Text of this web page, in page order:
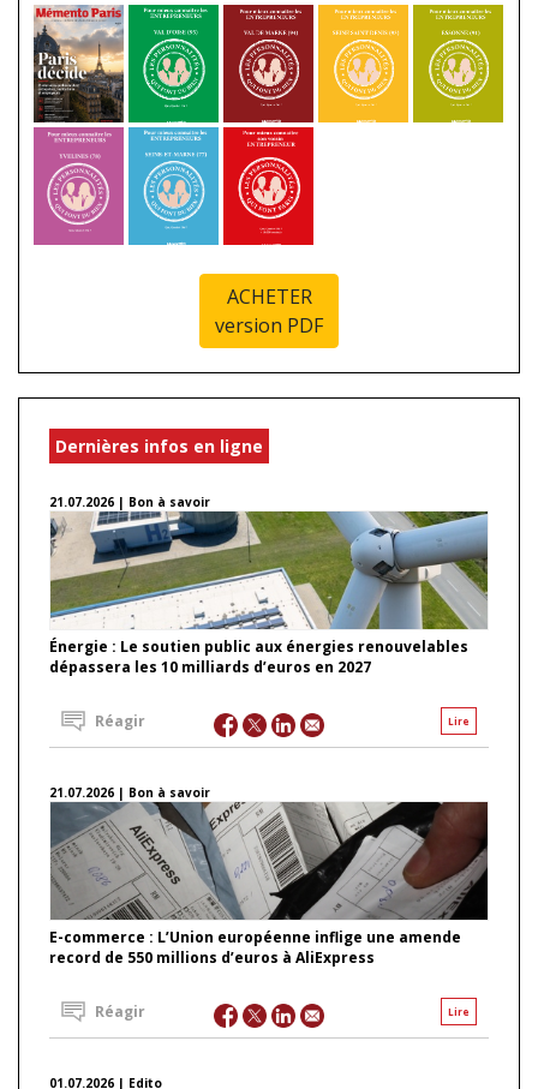
ACHETER
version PDF
Dernières infos en ligne
21.07.2026 | Bon à savoir
Énergie : Le soutien public aux énergies renouvelables
dépassera les 10 milliards d’euros en 2027
Lire
Réagir
21.07.2026 | Bon à savoir
E-commerce : L’Union européenne inflige une amende
record de 550 millions d’euros à AliExpress
Lire
Réagir
01.07.2026 | Edito